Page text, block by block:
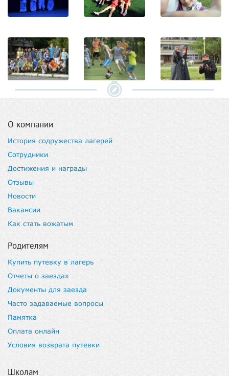
О компании
История содружества лагерей
Сотрудники
Достижения и награды
Отзывы
Новости
Вакансии
Как стать вожатым
Родителям
Купить путевку в лагерь
Отчеты о заездах
Документы для заезда
Часто задаваемые вопросы
Памятка
Оплата онлайн
Условия возврата путевки
Школам